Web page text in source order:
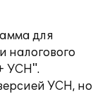
для
налогового
УСН".
УСН, но